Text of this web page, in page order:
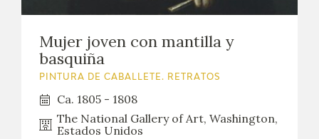
Mujer joven con mantilla y
basquiña
PINTURA DE CABALLETE. RETRATOS
Ca. 1805 - 1808
The National Gallery of Art, Washington,
Estados Unidos